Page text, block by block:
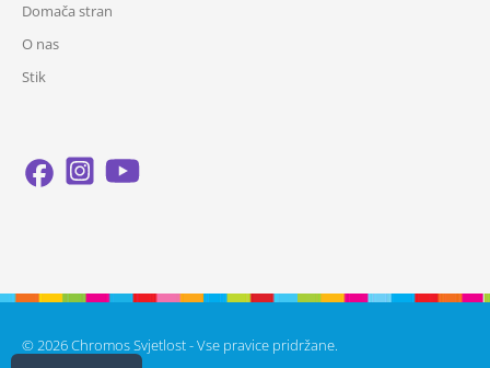
Domača stran
O nas
Stik
© 2026 Chromos Svjetlost - Vse pravice pridržane.